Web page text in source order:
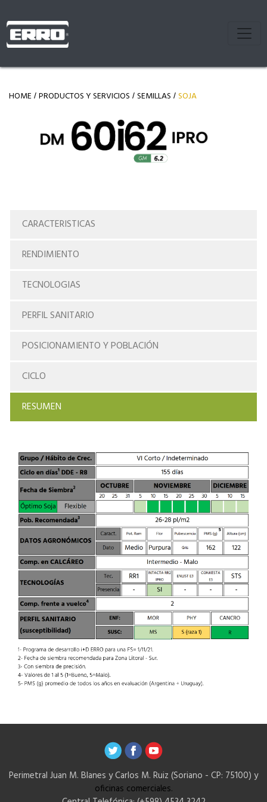
HOME / PRODUCTOS Y SERVICIOS / SEMILLAS / SOJA
CARACTERISTICAS
RENDIMIENTO
TECNOLOGIAS
PERFIL SANITARIO
POSICIONAMIENTO Y POBLACIÓN
CICLO
RESUMEN
Perimetral Juan M. Blanes y Carlos M. Ruiz (Soriano - CP: 75100) y
oficinas comerciales.